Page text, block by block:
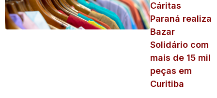
Cáritas
Paraná realiza
Bazar
Solidário com
mais de 15 mil
peças em
Curitiba